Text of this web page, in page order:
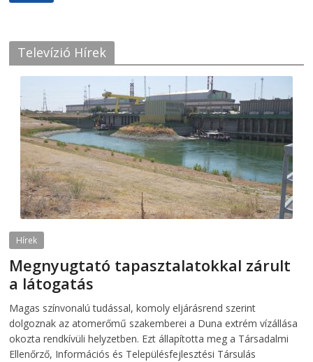
Televízió Hírek
Hírek
Megnyugtató tapasztalatokkal zárult
a látogatás
Magas színvonalú tudással, komoly eljárásrend szerint
dolgoznak az atomerőmű szakemberei a Duna extrém vízállása
okozta rendkívüli helyzetben. Ezt állapította meg a Társadalmi
Ellenőrző, Információs és Településfejlesztési Társulás